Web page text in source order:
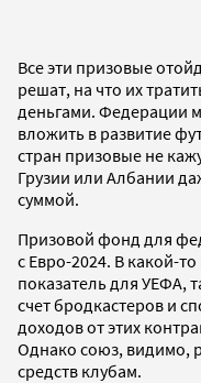
Все эти призовые
решат, на что их
деньгами. Федерации
вложить в развитие
стран призовые не
Грузии или Албании
суммой.
Призовой фонд для
с Евро-2024. В какой-
показатель для УЕФА,
счет бродкастеров и
доходов от этих
Однако союз, видимо,
средств клубам.